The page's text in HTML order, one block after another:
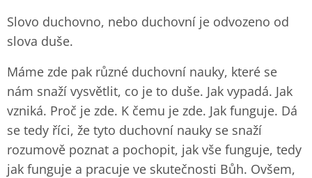
Slovo duchovno, nebo duchovní je odvozeno od
slova duše.
Máme zde pak různé duchovní nauky, které se
nám snaží vysvětlit, co je to duše. Jak vypadá. Jak
vzniká. Proč je zde. K čemu je zde. Jak funguje. Dá
se tedy říci, že tyto duchovní nauky se snaží
rozumově poznat a pochopit, jak vše funguje, tedy
jak funguje a pracuje ve skutečnosti Bůh. Ovšem,